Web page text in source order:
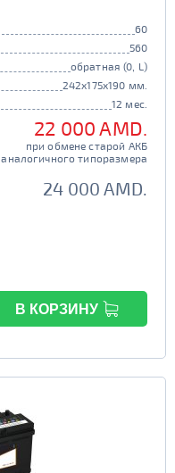
60
560
обратная (0, L)
242x175x190 мм.
12 мес.
22 000 AMD.
при обмене старой АКБ
аналогичного типоразмера
24 000 AMD.
В КОРЗИНУ